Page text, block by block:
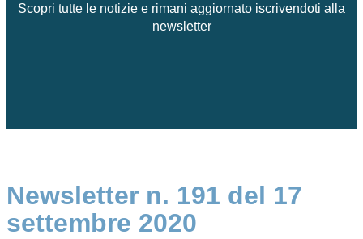
Scopri tutte le notizie e rimani aggiornato iscrivendoti alla
newsletter
Newsletter n. 191 del 17
settembre 2020